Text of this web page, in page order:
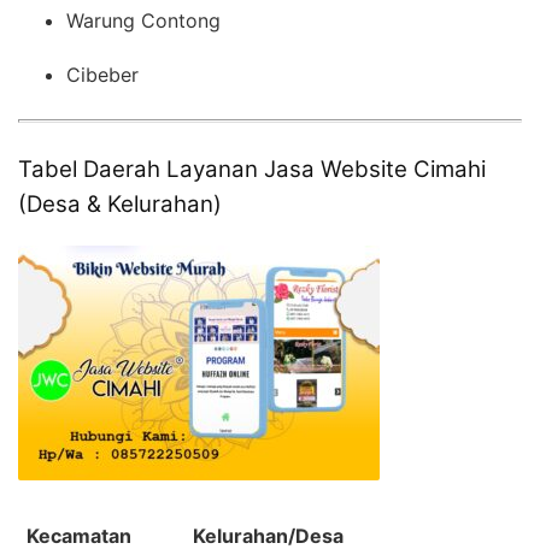
Warung Contong
Cibeber
Tabel Daerah Layanan Jasa Website Cimahi
(Desa & Kelurahan)
Kecamatan
Kelurahan/Desa